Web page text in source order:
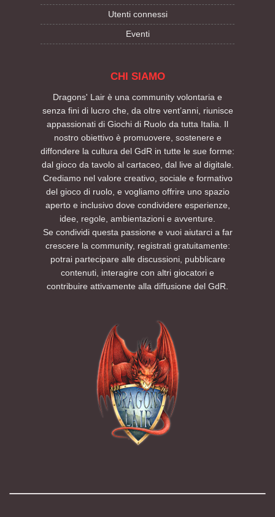
Utenti connessi
Eventi
CHI SIAMO
Dragons' Lair è una community volontaria e
senza fini di lucro che, da oltre vent’anni, riunisce
appassionati di Giochi di Ruolo da tutta Italia. Il
nostro obiettivo è promuovere, sostenere e
diffondere la cultura del GdR in tutte le sue forme:
dal gioco da tavolo al cartaceo, dal live al digitale.
Crediamo nel valore creativo, sociale e formativo
del gioco di ruolo, e vogliamo offrire uno spazio
aperto e inclusivo dove condividere esperienze,
idee, regole, ambientazioni e avventure.
Se condividi questa passione e vuoi aiutarci a far
crescere la community, registrati gratuitamente:
potrai partecipare alle discussioni, pubblicare
contenuti, interagire con altri giocatori e
contribuire attivamente alla diffusione del GdR.